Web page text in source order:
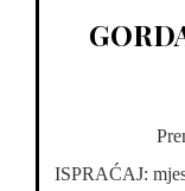
ISPRAĆAJ: